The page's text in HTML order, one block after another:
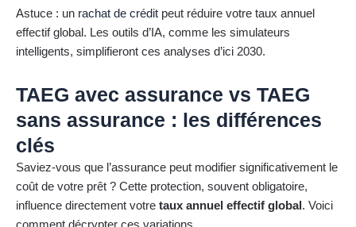
Astuce : un rachat de crédit peut réduire votre taux annuel
effectif global. Les outils d’IA, comme les simulateurs
intelligents, simplifieront ces analyses d’ici 2030.
TAEG avec assurance vs TAEG
sans assurance : les différences
clés
Saviez-vous que l’assurance peut modifier significativement le
coût de votre prêt ? Cette protection, souvent obligatoire,
influence directement votre taux annuel effectif global. Voici
comment décrypter ces variations.